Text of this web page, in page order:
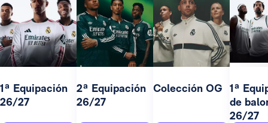
1ª Equipación
26/27
2ª Equipación
26/27
Colección OG
1ª
de
26/27